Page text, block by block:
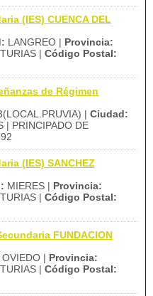
(IES) CUENCA DEL
LANGREO | Provincia:
| Código Postal:
de Régimen
| Ciudad:
| PRINCIPADO DE
(IES) SANCHEZ
MIERES | Provincia:
| Código Postal:
FUNDACION
OVIEDO | Provincia:
| Código Postal: